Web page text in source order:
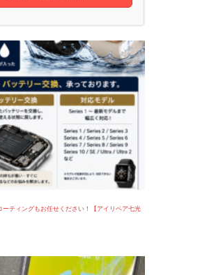
ーティングもお任せください！【アイリペア七光